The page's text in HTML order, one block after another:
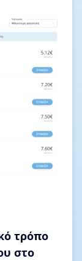
τρόπο
στο